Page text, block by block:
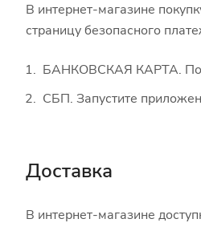
В интернет-магазине
страницу безопасного
БАНКОВСКАЯ КАРТА.
СБП. Запустите
Доставка
В интернет-магазине